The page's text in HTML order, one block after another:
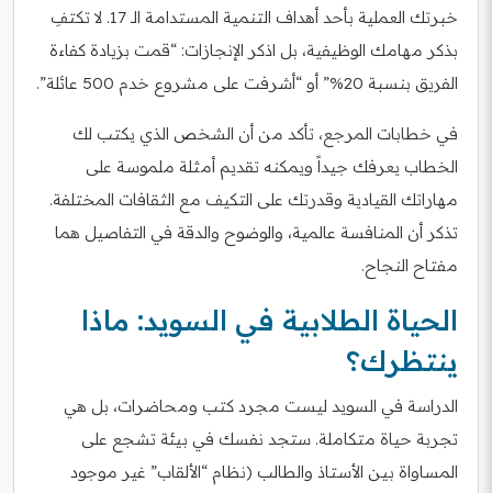
خبرتك العملية بأحد أهداف التنمية المستدامة الـ 17. لا تكتفِ
بذكر مهامك الوظيفية، بل اذكر الإنجازات: “قمت بزيادة كفاءة
الفريق بنسبة 20%” أو “أشرفت على مشروع خدم 500 عائلة”.
في خطابات المرجع، تأكد من أن الشخص الذي يكتب لك
الخطاب يعرفك جيداً ويمكنه تقديم أمثلة ملموسة على
مهاراتك القيادية وقدرتك على التكيف مع الثقافات المختلفة.
تذكر أن المنافسة عالمية، والوضوح والدقة في التفاصيل هما
مفتاح النجاح.
الحياة الطلابية في السويد: ماذا
ينتظرك؟
الدراسة في السويد ليست مجرد كتب ومحاضرات، بل هي
تجربة حياة متكاملة. ستجد نفسك في بيئة تشجع على
المساواة بين الأستاذ والطالب (نظام “الألقاب” غير موجود